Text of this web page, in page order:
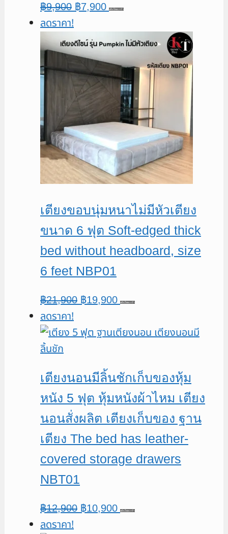
฿9,900 Original
was:
฿9,900.
฿7,900Current
฿7,900.
หยิบใส่ตะกร้า
ลดราคา!
เตียงขอบนุ่มหนาไม่มีหัวเตียง
ขนาด 6 ฟุต Soft-edged thick
bed without headboard, size
6 feet NBP01
฿21,900 Original
was:
฿19,900Current
is:
หยิบใส่ตะกร้า
ลดราคา!
เตียงนอนมีลิ้นชักเก็บของหุ้ม
หนัง 5 ฟุต หุ้มหนังผ้าไหม เตียง
นอนสั่งผลิต เตียงเก็บของ ฐาน
เตียง The bed has leather-
covered storage drawers
NBT01
฿12,900 Original
฿10,900Current
หยิบใส่ตะกร้า
ลดราคา!